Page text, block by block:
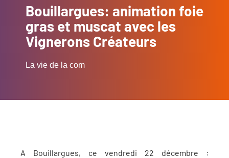
Bouillargues: animation foie
gras et muscat avec les
Vignerons Créateurs
La vie de la com
A Bouillargues, ce vendredi 22 décembre :